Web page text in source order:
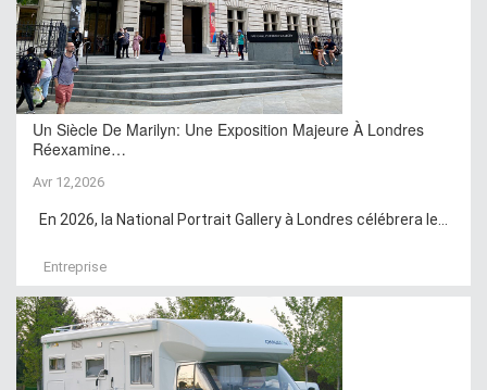
Un Siècle De Marilyn: Une Exposition Majeure À Londres
Réexamine…
Avr 12,2026
En 2026, la National Portrait Gallery à Londres célébrera le...
Entreprise